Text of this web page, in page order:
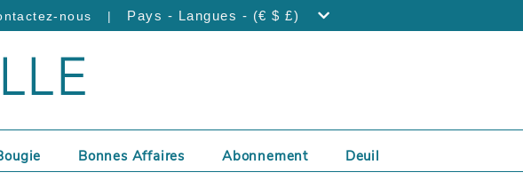
nous | Pays - Langues - (€ $ £)
Bonnes Affaires Abonnement Deuil